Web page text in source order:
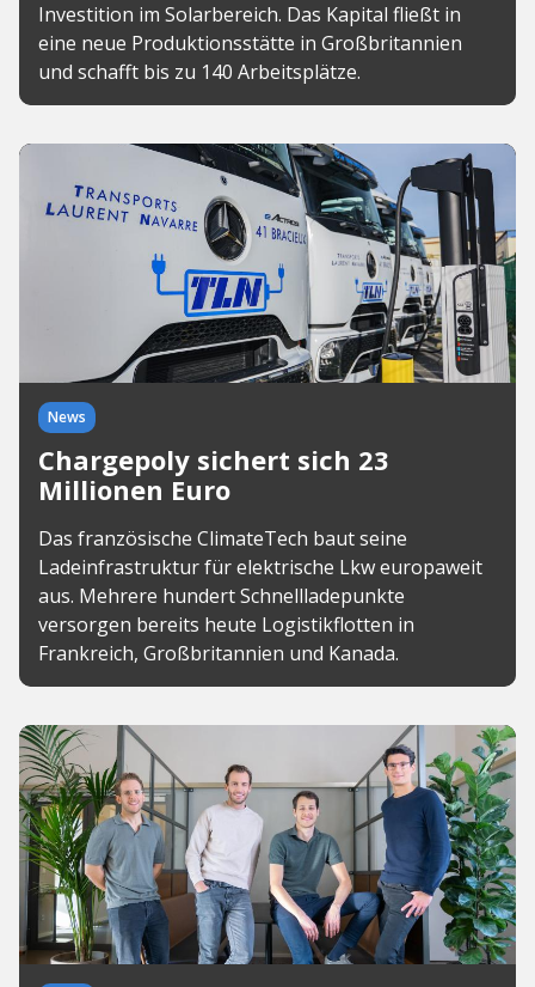
Investition im Solarbereich. Das Kapital fließt in
eine neue Produktionsstätte in Großbritannien
und schafft bis zu 140 Arbeitsplätze.
News
Chargepoly sichert sich 23
Millionen Euro
Das französische ClimateTech baut seine
Ladeinfrastruktur für elektrische Lkw europaweit
aus. Mehrere hundert Schnellladepunkte
versorgen bereits heute Logistikflotten in
Frankreich, Großbritannien und Kanada.